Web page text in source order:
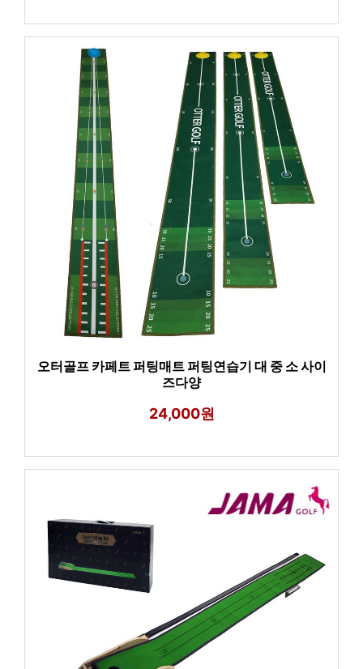
오터골프 카페트 퍼팅매트 퍼팅연습기 대 중 소 사이
즈다양
24,000원